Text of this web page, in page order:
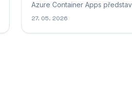
Azure Container Apps
moderní platformu pro hostování
27. 05. 2026